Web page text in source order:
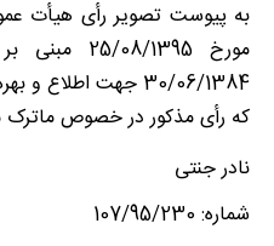
30/06/1384 جهت
که رأی مذکور در خصوص ماترک متوفیان قبل
نادر جنتی
شماره: 107/95/230